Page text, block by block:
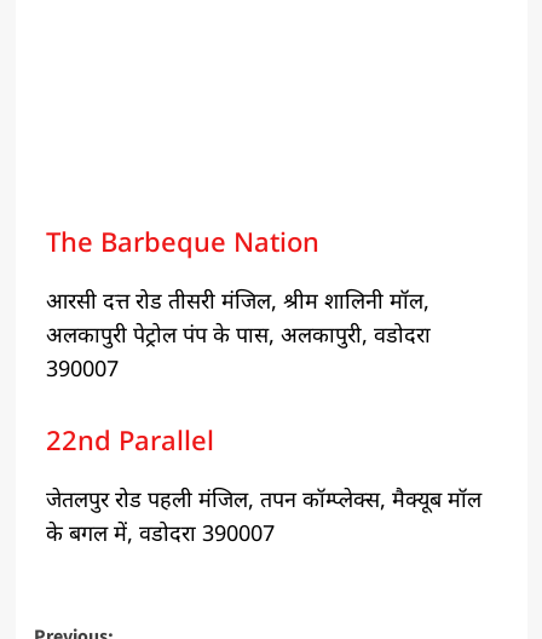
The Barbeque Nation
आरसी दत्त रोड तीसरी मंजिल, श्रीम शालिनी मॉल,
अलकापुरी पेट्रोल पंप के पास, अलकापुरी, वडोदरा
390007
22nd Parallel
जेतलपुर रोड पहली मंजिल, तपन कॉम्प्लेक्स, मैक्यूब मॉल
के बगल में, वडोदरा 390007